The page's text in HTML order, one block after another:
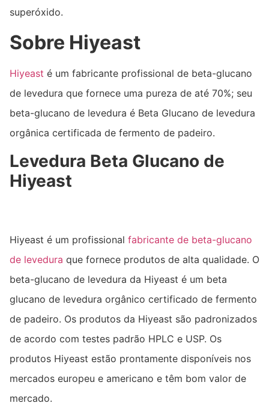
superóxido.
Sobre Hiyeast
Hiyeast é um fabricante profissional de beta-glucano
de levedura que fornece uma pureza de até 70%; seu
beta-glucano de levedura é Beta Glucano de levedura
orgânica certificada de fermento de padeiro.
Levedura Beta Glucano de
Hiyeast
Hiyeast é um profissional fabricante de beta-glucano
de levedura que fornece produtos de alta qualidade. O
beta-glucano de levedura da Hiyeast é um beta
glucano de levedura orgânico certificado de fermento
de padeiro. Os produtos da Hiyeast são padronizados
de acordo com testes padrão HPLC e USP. Os
produtos Hiyeast estão prontamente disponíveis nos
mercados europeu e americano e têm bom valor de
mercado.